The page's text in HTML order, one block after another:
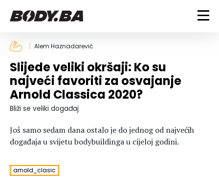
FITNESS
Vježbanje
Mršanje
Discipline
Indoor & Outdoor
BODYBUILDING
Trening i vježbe
Takmičarski bodybuilding
Ostalo
ISHRANA
Nutricionizam
Recepti
Tablica kalorija
ZDRAVLJE
Um i tijelo
Lifestyle
Bodybuilding
Alem Haznadarević
Slijede veliki okršaji: Ko su
najveći favoriti za osvajanje
Arnold Classica 2020?
Bliži se veliki događaj
Još samo sedam dana ostalo je do jednog od najvećih
događaja u svijetu bodybuildinga u cijeloj godini.
arnold_clasic